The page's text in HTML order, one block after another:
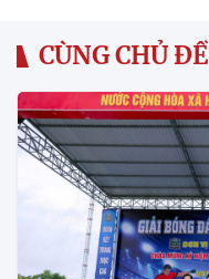
CÙNG CHỦ ĐỀ